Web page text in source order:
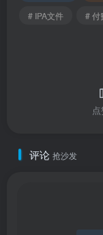
# IPA文件
# 付
评论 抢沙发